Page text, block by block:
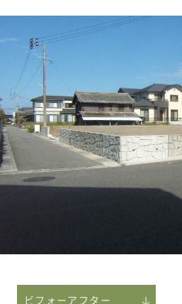
ビフォーアフター